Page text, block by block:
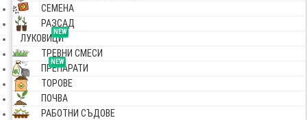
СЕМЕНА
РАЗСАД
NEW
ЛУКОВИЦИ
ТРЕВНИ СМЕСИ
NEW
ПРЕПАРАТИ
ТОРОВЕ
ПОЧВА
РАБОТНИ СЪДОВЕ